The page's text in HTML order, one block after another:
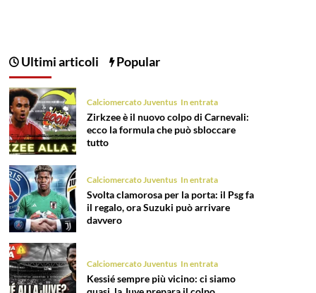
Ultimi articoli Popular
Calciomercato Juventus In entrata
Zirkzee è il nuovo colpo di Carnevali:
ecco la formula che può sbloccare
tutto
Calciomercato Juventus In entrata
Svolta clamorosa per la porta: il Psg fa
il regalo, ora Suzuki può arrivare
davvero
Calciomercato Juventus In entrata
Kessié sempre più vicino: ci siamo